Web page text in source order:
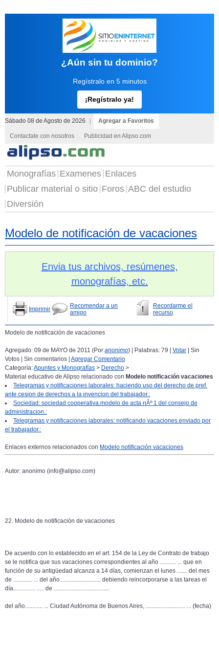
¿Aún sin tu dominio?
Regístralo en 5 minutos
¡Regístralo ya!
Sábado 08 de Agosto de 2026 Agregar a Favoritos
Contactate con nosotros Publicidad en Alipso.com
Monografías Examenes Enlaces
Publicar material o sitio Foros ABC del estudio
Diversión
Modelo de notificación de vacaciones
Envia tus archivos, resúmenes,
monografías, etc.
Imprimir
Recomendar a un
amigo
Recordarme el
recurso
Modelo de notificación de vacaciones
Agregado: 09 de MAYO de 2011 (Por anonimo) | Palabras: 79 | Votar | Sin
Votos | Sin comentarios | Agregar Comentario
Categoría:Apuntes y Monografías > Derecho >
Material educativo de Alipso relacionado con Modelo notificación vacaciones
Telegramas y notificaciones laborales: haciendo uso del derecho de pref.
ante cesion de derechos a la invencion del trabajador.:
Sociedad: sociedad cooperativa.modelo de acta nÂº 1 del consejo de
administracion.:
Telegramas y notificaciones laborales: notificando vacaciones.enviado por
el trabajador.:
Enlaces externos relacionados con Modelo notificación vacaciones
Autor: anonimo (info@alipso.com)
22. Modelo de notificación de vacaciones
De acuerdo con lo establecido en el art. 154 de la Ley de Contrato de trabajo
se le notifica que sus vacaciones correspondientes al año ........... ... que en
función de su antigüedad alcanza a 14 días, comienzan el lunes ....... del mes
de ............. ... del año............................ debiendo reincorporarse a las tareas el
día............... ..... de ......................................
del año............ ... Ciudad Autónoma de Buenos Aires, ........................... ... (fecha)